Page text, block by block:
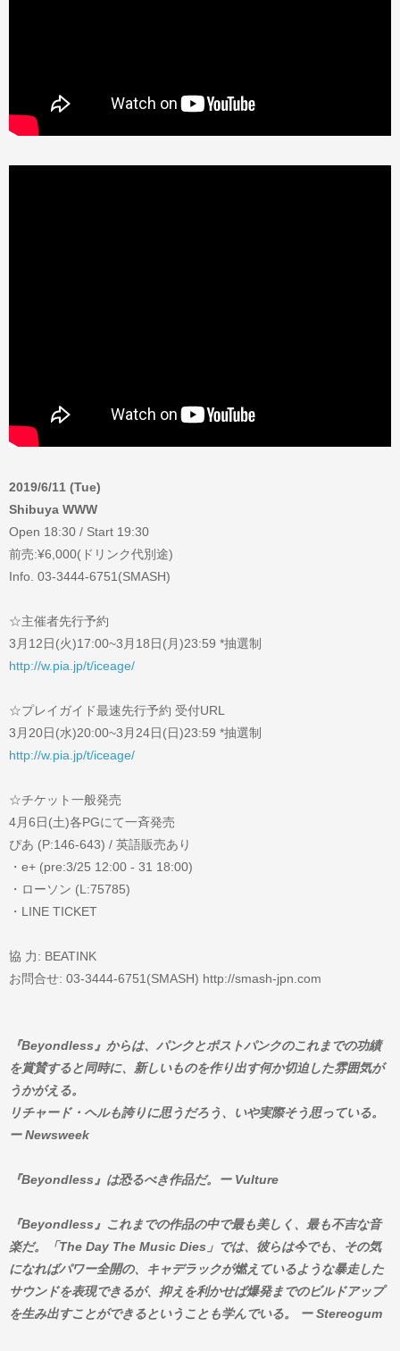
2019/6/11 (Tue)
Shibuya WWW
Open 18:30 / Start 19:30
前売:¥6,000(ドリンク代別途)
Info. 03-3444-6751(SMASH)
☆主催者先行予約
3月12日(火)17:00~3月18日(月)23:59 *抽選制
http://w.pia.jp/t/iceage/
☆プレイガイド最速先行予約 受付URL
3月20日(水)20:00~3月24日(日)23:59 *抽選制
http://w.pia.jp/t/iceage/
☆チケット一般発売
4月6日(土)各PGにて一斉発売
ぴあ (P:146-643) / 英語販売あり
・e+ (pre:3/25 12:00 - 31 18:00)
・ローソン (L:75785)
・LINE TICKET
協 力: BEATINK
お問合せ: 03-3444-6751(SMASH) http://smash-jpn.com
『Beyondless』からは、パンクとポストパンクのこれまでの功績
を賞賛すると同時に、新しいものを作り出す何か切迫した雰囲気が
うかがえる。
リチャード・ヘルも誇りに思うだろう、いや実際そう思っている。
ー Newsweek
『Beyondless』は恐るべき作品だ。ー Vulture
『Beyondless』これまでの作品の中で最も美しく、最も不吉な音
楽だ。「The Day The Music Dies」では、彼らは今でも、その気
になればパワー全開の、キャデラックが燃えているような暴走した
サウンドを表現できるが、抑えを利かせば爆発までのビルドアップ
を生み出すことができるということも学んでいる。 ー Stereogum